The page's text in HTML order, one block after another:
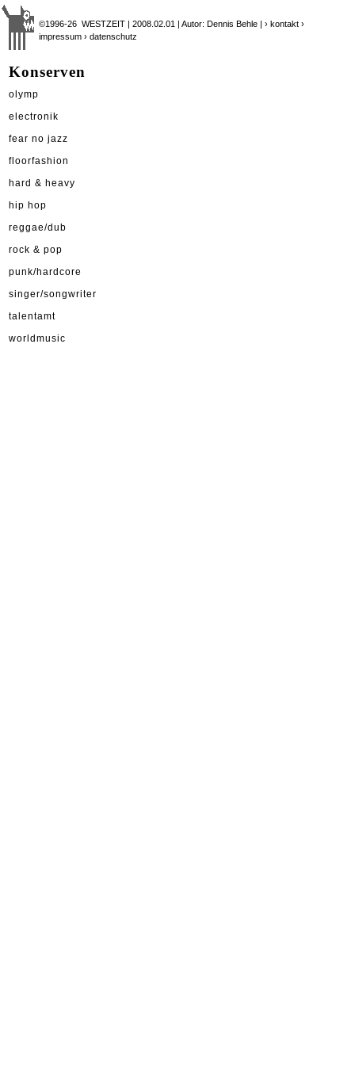
©1996-26 WESTZEIT | 2008.02.01 | Autor: Dennis Behle |› kontakt ›
impressum › datenschutz
Konserven
olymp
electronik
fear no jazz
floorfashion
hard & heavy
hip hop
reggae/dub
rock & pop
punk/hardcore
singer/songwriter
talentamt
worldmusic